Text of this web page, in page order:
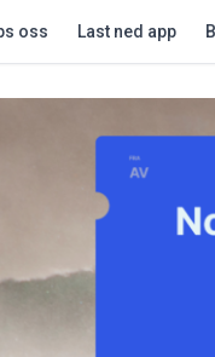
oss Last ned app